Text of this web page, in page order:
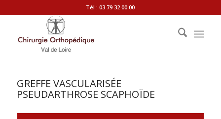
Tél : 03 79 32 00 00
GREFFE VASCULARISÉE
PSEUDARTHROSE SCAPHOÏDE